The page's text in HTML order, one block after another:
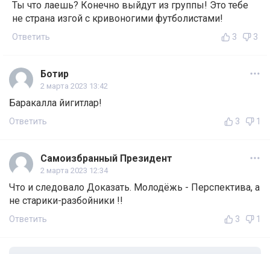
Ты что лаешь? Конечно выйдут из группы! Это тебе
не страна изгой с кривоногими футболистами!
Ответить 3 3
Ботир
2 марта 2023 13:42
Баракалла йигитлар!
Ответить 3 1
Самоизбранный Президент
2 марта 2023 12:34
Что и следовало Доказать. Молодёжь - Перспектива, а
не старики-разбойники !!
Ответить 3 1